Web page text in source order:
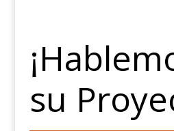
su